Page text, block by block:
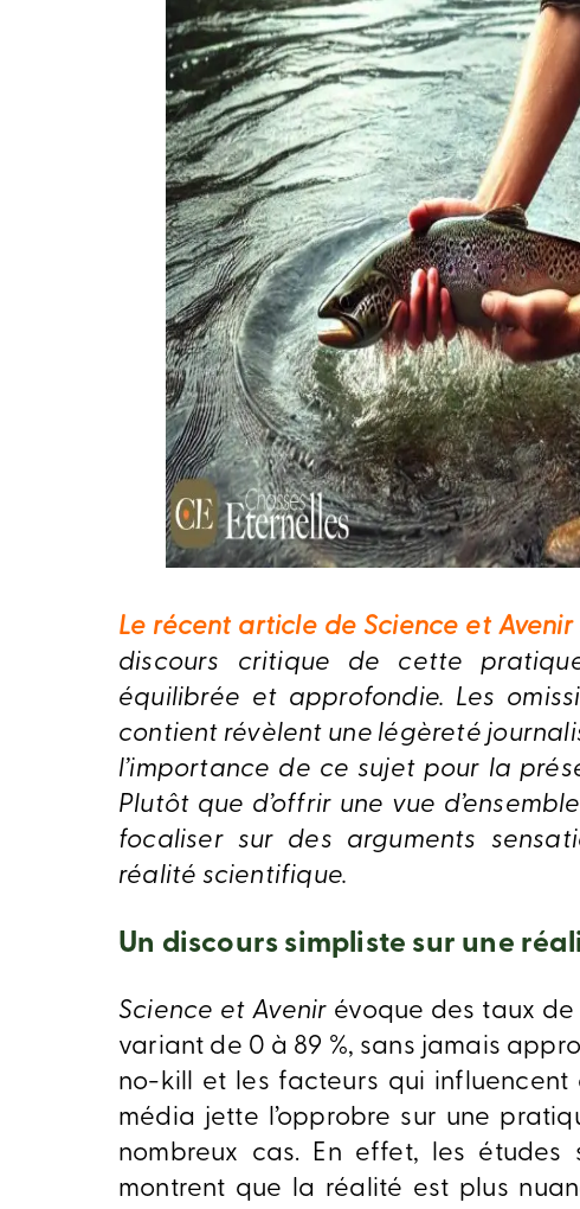
Le récent article de Science et
discours critique de cette
équilibrée et approfondie. Les
contient révèlent une légèreté
l’importance de ce sujet pour la
Plutôt que d’offrir une vue
focaliser sur des arguments
réalité scientifique.
Un discours simpliste sur une
Science et Avenir évoque des taux
variant de 0 à 89 %, sans jamais
no-kill et les facteurs qui influencent
média jette l’opprobre sur une
nombreux cas. En effet, les
montrent que la réalité est plus